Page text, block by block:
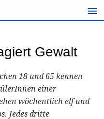
Gewalt
18 und 65 kennen
einer
wöchentlich elf und
Jedes dritte